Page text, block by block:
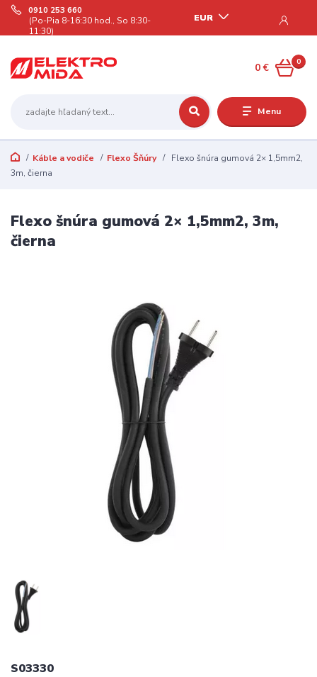
Menu
EUR
0910 253 660
(Po-Pia 8-16:30 hod., So 8:30-
11:30)
0
0 €
Káble a vodiče Flexo Šňúry
Flexo šnúra gumová 2× 1,5mm2,
3m, čierna
Flexo šnúra gumová 2× 1,5mm2, 3m,
čierna
S03330